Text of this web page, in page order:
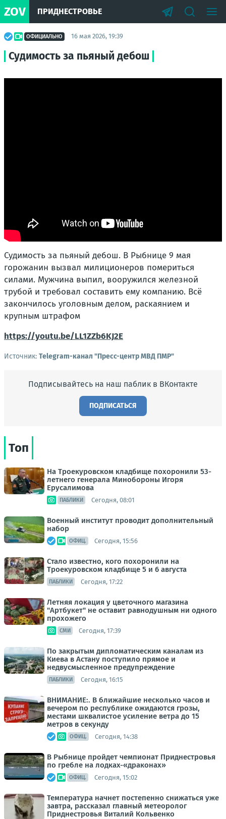
ZOV ПРИДНЕСТРОВЬЕ
ОФИЦИАЛЬНО 16 мая 2026, 19:39
Судимость за пьяный дебош
Судимость за пьяный дебош. В Рыбнице 9 мая
горожанин вызвал милиционеров помериться
силами. Мужчина выпил, вооружился железной
трубой и требовал составить ему компанию. Всё
закончилось уголовным делом, раскаянием и
крупным штрафом
https://youtu.be/LL1ZZb6KJ2E
Источник: Telegram-канал "Пресс-центр МВД ПМР"
Подписывайтесь на наш паблик в ВКонтакте
ПОДПИСАТЬСЯ
Топ
На Троекуровском кладбище похоронили 53-
летнего генерала Минобороны Игоря
Ерусалимова
ПАБЛИКИ Сегодня, 08:01
Военный институт проводит дополнительный
набор
ОФИЦ. Сегодня, 15:56
Стало известно, кого похоронили на
Троекуровском кладбище 5 и 6 августа
ПАБЛИКИ Сегодня, 17:22
Летняя локация у цветочного магазина
"Артбукет" не оставит равнодушным ни одного
прохожего
СМИ Сегодня, 17:39
По закрытым дипломатическим каналам из
Киева в Астану поступило прямое и
недвусмысленное предупреждение
ПАБЛИКИ Сегодня, 16:15
ВНИМАНИЕ:. В ближайшие несколько часов и
вечером по республике ожидаются грозы,
местами шквалистое усиление ветра до 15
метров в секунду
ОФИЦ. Сегодня, 14:38
В Рыбнице пройдет чемпионат Приднестровья
по гребле на лодках-«драконах»
ОФИЦ. Сегодня, 15:02
Температура начнет постепенно снижаться уже
завтра, рассказал главный метеоролог
Приднестровья Виталий Кольвенко